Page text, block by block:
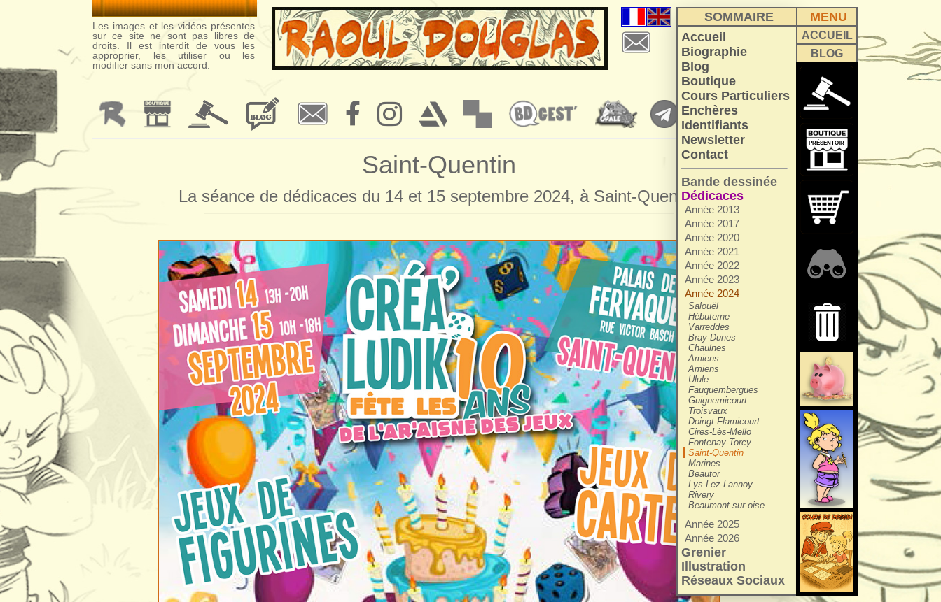
SOMMAIRE
Accueil
Biographie
Blog
Boutique
Cours Particuliers
Enchères
Identifiants
Newsletter
Contact
Bande dessinée
Dédicaces
Année 2013
Année 2017
Année 2020
Année 2021
Année 2022
Année 2023
Année 2024
Salouël
Hébuterne
Varreddes
Bray-Dunes
Chaulnes
Amiens
Amiens
Ulule
Fauquembergues
Guignemicourt
Troisvaux
Doingt-Flamicourt
Cires-Lès-Mello
Fontenay-Torcy
Saint-Quentin
Marines
Beautor
Lys-Lez-Lannoy
Rivery
Beaumont-sur-oise
Année 2025
Année 2026
Grenier
Illustration
Réseaux Sociaux
MENU
ACCUEIL
BLOG
PRÉSENTOIR
Les images et les vidéos présentes
sur ce site ne sont pas libres de
droits. Il est interdit de vous les
approprier, les utiliser ou les
modifier sans mon accord.
Saint-Quentin
La séance de dédicaces du 14 et 15 septembre 2024, à Saint-Quentin.
——————————————————————————————————————————